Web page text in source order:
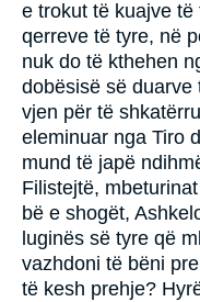
e trokut të kuajve
qerreve të tyre, në
nuk do të kthehen
dobësisë së duarve
vjen për të
eleminuar nga Tiro
mund të japë
Filistejtë,
bë e shogët,
luginës së tyre që
vazhdoni të bëni
të kesh prehje?